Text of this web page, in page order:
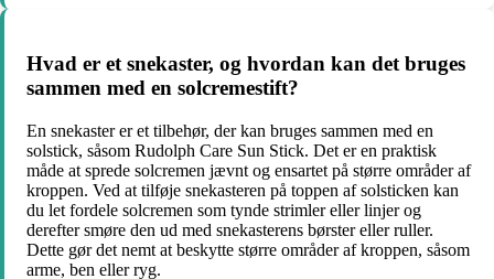
Hvad er et snekaster, og hvordan kan det bruges
sammen med en solcremestift?
En snekaster er et tilbehør, der kan bruges sammen med en
solstick, såsom Rudolph Care Sun Stick. Det er en praktisk
måde at sprede solcremen jævnt og ensartet på større områder af
kroppen. Ved at tilføje snekasteren på toppen af solsticken kan
du let fordele solcremen som tynde strimler eller linjer og
derefter smøre den ud med snekasterens børster eller ruller.
Dette gør det nemt at beskytte større områder af kroppen, såsom
arme, ben eller ryg.